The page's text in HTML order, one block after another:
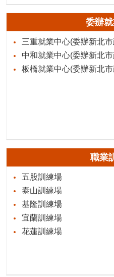
委辦
三重就業中心(委辦新北
中和就業中心(委辦新北
板橋就業中心(委辦新北
職業
五股訓練場
泰山訓練場
基隆訓練場
宜蘭訓練場
花蓮訓練場